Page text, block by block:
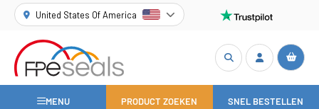
United States Of America
MENU PRODUCT ZOEKEN SNEL BESTELLEN